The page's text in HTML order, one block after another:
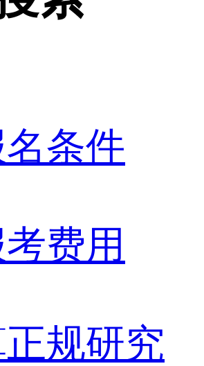
名条件
费用
正规研究